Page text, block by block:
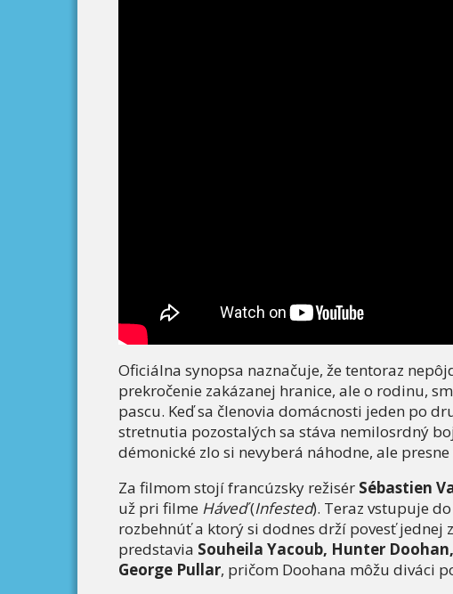
Oficiálna synopsa naznačuje, že tentoraz
prekročenie zakázanej hranice, ale o rodinu,
pascu. Keď sa členovia domácnosti jeden po
stretnutia pozostalých sa stáva nemilosrdný
démonické zlo si nevyberá náhodne, ale
Za filmom stojí francúzsky režisér Sébastien
už pri filme Háveď(Infested). Teraz vstupuje
rozbehnúť a ktorý si dodnes drží povesť jednej
predstavia Souheila Yacoub, Hunter
George Pullar, pričom Doohana môžu diváci